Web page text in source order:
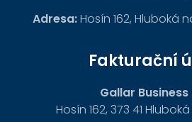
Adresa:Hosín 162, Hluboká
Fakturační
Gallar Business
Hosín 162, 373 41